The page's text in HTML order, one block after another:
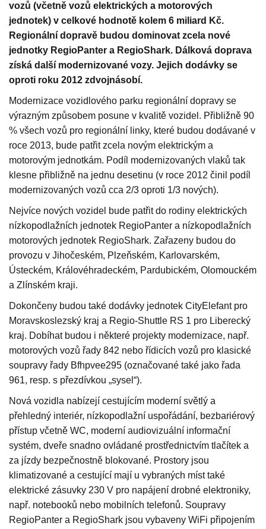
vozů (včetně vozů elektrických a motorových
jednotek) v celkové hodnotě kolem 6 miliard Kč.
Regionální dopravě budou dominovat zcela nové
jednotky RegioPanter a RegioShark. Dálková doprava
získá další modernizované vozy. Jejich dodávky se
oproti roku 2012 zdvojnásobí.
Modernizace vozidlového parku regionální dopravy se
výrazným způsobem posune v kvalitě vozidel. Přibližně 90
% všech vozů pro regionální linky, které budou dodávané v
roce 2013, bude patřit zcela novým elektrickým a
motorovým jednotkám. Podíl modernizovaných vlaků tak
klesne přibližně na jednu desetinu (v roce 2012 činil podíl
modernizovaných vozů cca 2/3 oproti 1/3 nových).
Nejvíce nových vozidel bude patřit do rodiny elektrických
nízkopodlažních jednotek RegioPanter a nízkopodlažních
motorových jednotek RegioShark. Zařazeny budou do
provozu v Jihočeském, Plzeňském, Karlovarském,
Ústeckém, Královéhradeckém, Pardubickém, Olomouckém
a Zlínském kraji.
Dokončeny budou také dodávky jednotek CityElefant pro
Moravskoslezský kraj a Regio-Shuttle RS 1 pro Liberecký
kraj. Dobíhat budou i některé projekty modernizace, např.
motorových vozů řady 842 nebo řídicích vozů pro klasické
soupravy řady Bfhpvee295 (označované také jako řada
961, resp. s přezdívkou „sysel“).
Nová vozidla nabízejí cestujícím moderní světlý a
přehledný interiér, nízkopodlažní uspořádání, bezbariérový
přístup včetně WC, moderní audiovizuální informační
systém, dveře snadno ovládané prostřednictvím tlačítek a
za jízdy bezpečnostně blokované. Prostory jsou
klimatizované a cestující mají u vybraných míst také
elektrické zásuvky 230 V pro napájení drobné elektroniky,
např. notebooků nebo mobilních telefonů. Soupravy
RegioPanter a RegioShark jsou vybaveny WiFi připojením